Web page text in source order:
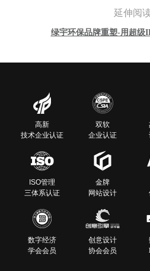
延伸阅
绿宇环保品牌重塑-用超
高新
技术企业认证
双软
企业认证
ISO管理
三体系认证
金牌
网站设计
数字经济
学会会员
创意设计
协会会员